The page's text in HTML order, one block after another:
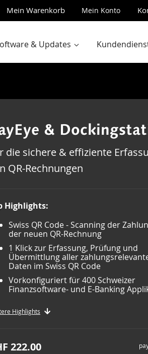
Inhalt
Mein Warenkorb Mein Konto
& Updates
&
die sichere & effiziente
QR-Rechnungen
Highlights:
Swiss QR Code - Scanning der
der neuen QR-Rechnung
1 Klick zur Erfassung, Prüfung und
Übermittlung aller
Daten im Swiss QR Code
Vorkonfiguriert für 400 Schweizer
Finanzsoftware- und E-Banking
Highlights
222.00